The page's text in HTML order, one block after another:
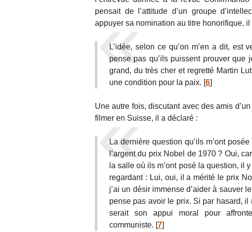
pensait de l’attitude d’un groupe
appuyer sa nomination au titre honorifique, il
L’idée, selon ce qu’on m’en a dit, est
pense pas qu’ils puissent prouver
grand, du très cher et regretté Martin
une condition pour la paix. [6]
Une autre fois, discutant avec des amis
filmer en Suisse, il a déclaré :
La dernière question qu’ils m’ont
l’argent du prix Nobel de 1970 ? Oui,
la salle où ils m’ont posé la question, il
regardant : Lui, oui, il a mérité le prix
j’ai un désir immense d’aider à sauver
pense pas avoir le prix. Si par hasard, il
serait son appui moral pour
communiste. [7]